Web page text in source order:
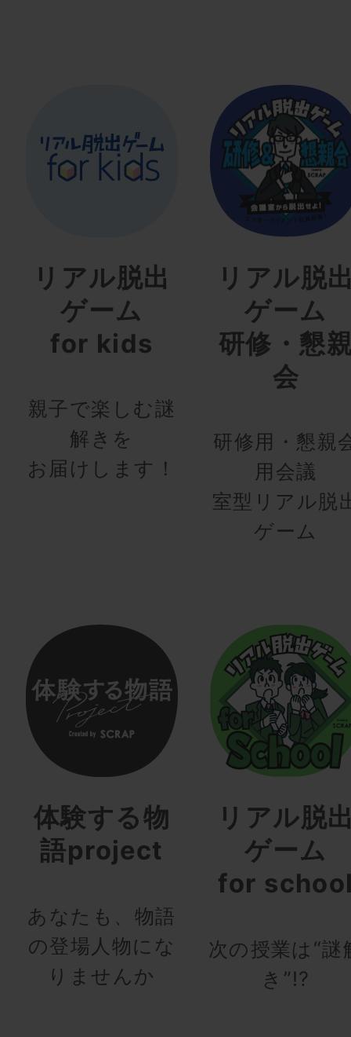
リアル脱出
ゲーム
for kids
親子で楽しむ謎
解きを
お届けします！
リアル脱
ゲーム
研修・懇
会
研修用・懇親
用会議
室型リアル脱
ゲーム
体験する物
語project
あなたも、物語
の登場人物にな
りませんか
リアル脱
ゲーム
for
次の授業は“謎
き”!?